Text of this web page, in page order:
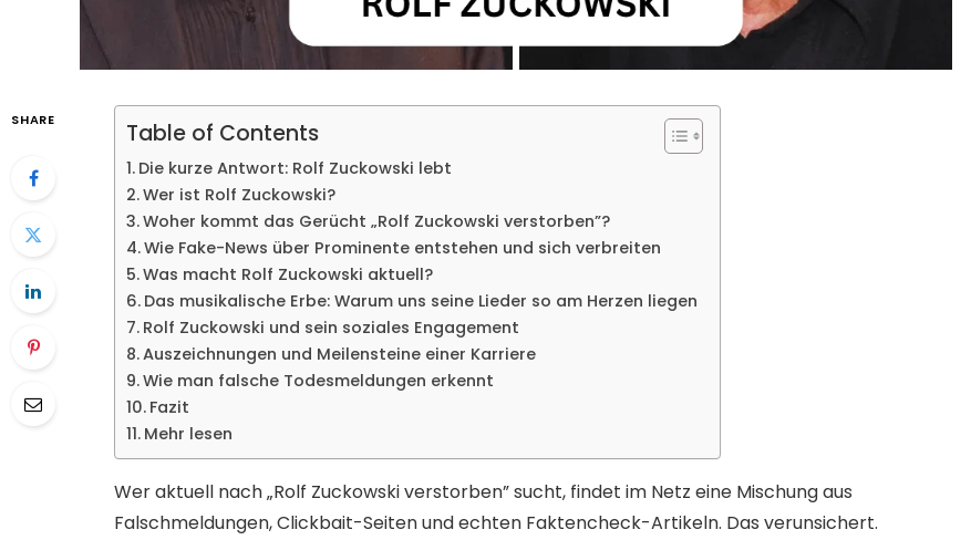
SHARE Table of Contents
Die kurze Antwort: Rolf Zuckowski lebt
Wer ist Rolf Zuckowski?
Woher kommt das Gerücht „Rolf Zuckowski verstorben”?
Wie Fake-News über Prominente entstehen und sich verbreiten
Was macht Rolf Zuckowski aktuell?
Das musikalische Erbe: Warum uns seine Lieder so am Herzen liegen
Rolf Zuckowski und sein soziales Engagement
Auszeichnungen und Meilensteine einer Karriere
Wie man falsche Todesmeldungen erkennt
Fazit
Mehr lesen
Wer aktuell nach „Rolf Zuckowski verstorben” sucht, findet im Netz eine Mischung aus
Falschmeldungen, Clickbait-Seiten und echten Faktencheck-Artikeln. Das verunsichert.